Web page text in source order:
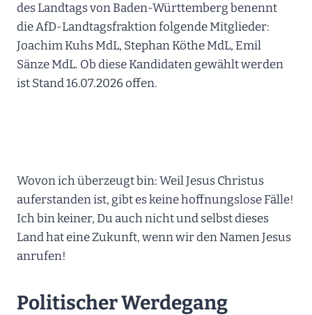
des Landtags von Baden-Württemberg benennt
die AfD-Landtagsfraktion folgende Mitglieder:
Joachim Kuhs MdL, Stephan Köthe MdL, Emil
Sänze MdL. Ob diese Kandidaten gewählt werden
ist Stand 16.07.2026 offen.
Wovon ich überzeugt bin: Weil Jesus Christus
auferstanden ist, gibt es keine hoffnungslose Fälle!
Ich bin keiner, Du auch nicht und selbst dieses
Land hat eine Zukunft, wenn wir den Namen Jesus
anrufen!
Politischer Werdegang